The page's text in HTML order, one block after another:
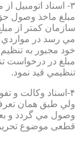
۳- اسناد اتومبيل
مبلغ ماخذ وصول
سازمان كمتر از
مي رسد در مواردي
خود مجبور به
مبلغ در درخواست
تنظيمي قيد نمود.
۴-اسناد وكالت و
ولي طبق همان
وصول مي گردد و
قطعی موضوع